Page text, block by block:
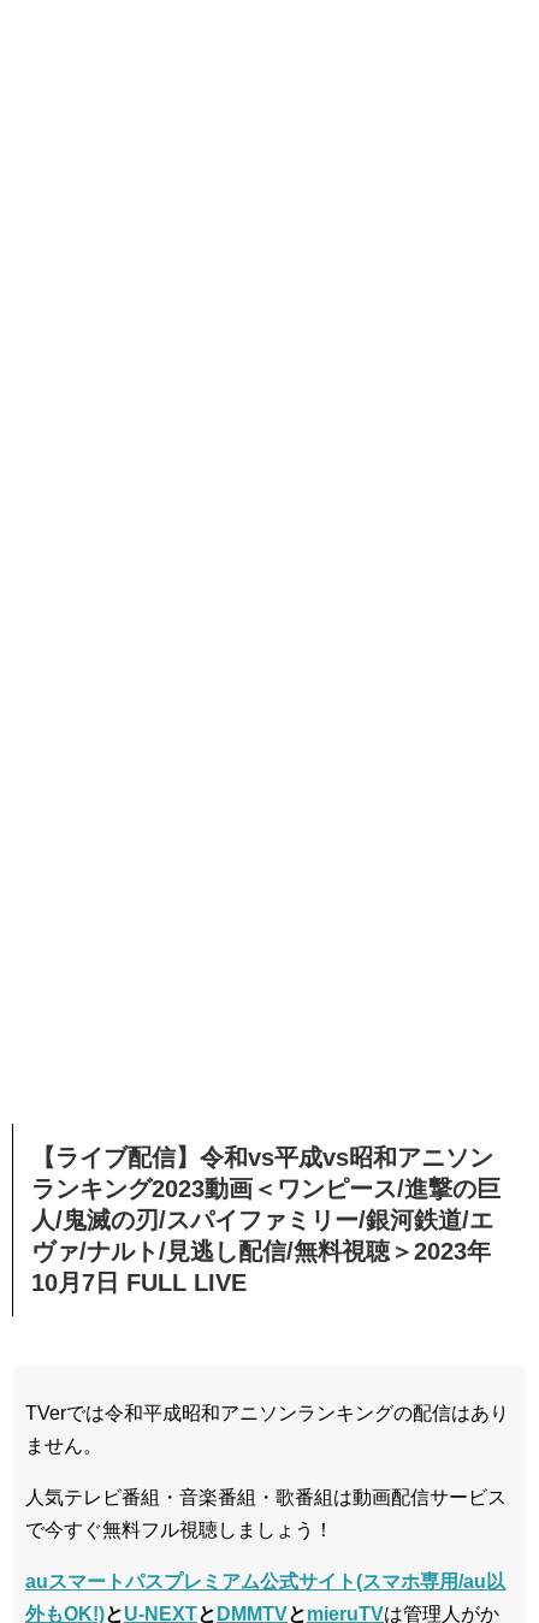
【ライブ配信】令和vs平成vs昭和アニソン
ランキング2023動画＜ワンピース/進撃の巨
人/鬼滅の刃/スパイファミリー/銀河鉄道/エ
ヴァ/ナルト/見逃し配信/無料視聴＞2023年
10月7日 FULL LIVE
TVerでは令和平成昭和アニソンランキングの配信はあり
ません。
人気テレビ番組・音楽番組・歌番組は動画配信サービス
で今すぐ無料フル視聴しましょう！
auスマートパスプレミアム公式サイト(スマホ専用/au以
外もOK!)とU-NEXTと DMMTVとmieruTVは管理人がか